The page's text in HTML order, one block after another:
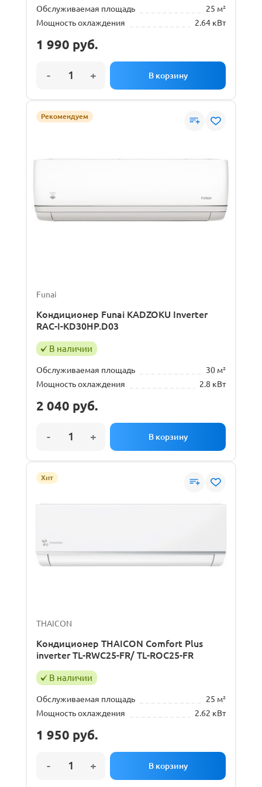
Обслуживаемая площадь
25 м²
Мощность охлаждения
2.64 кВт
1 990 руб.
Рекомендуем
Funai
Кондиционер Funai KADZOKU Inverter
RAC-I-KD30HP.D03
В наличии
Обслуживаемая площадь
30 м²
Мощность охлаждения
2.8 кВт
2 040 руб.
Хит
THAICON
Кондиционер THAICON Comfort Plus
inverter TL-RWC25-FR/ TL-ROC25-FR
В наличии
Обслуживаемая площадь
25 м²
Мощность охлаждения
2.62 кВт
1 950 руб.